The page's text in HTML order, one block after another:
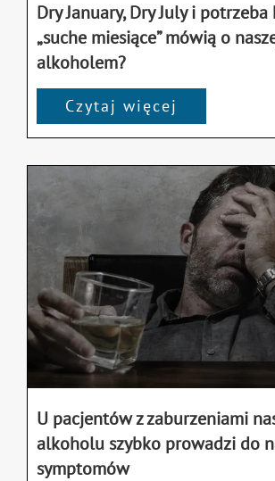
Dry January, Dry July i
„suche miesiące” mówią o
alkoholem?
Czytaj więcej
U pacjentów z zaburzeniami
alkoholu szybko prowadzi do
symptomów